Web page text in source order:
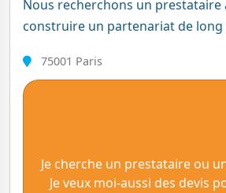
Nous recherchons un prestataire
construire un partenariat de long
75001 Paris
Je cherche un prestataire ou
Je veux moi-aussi des devis